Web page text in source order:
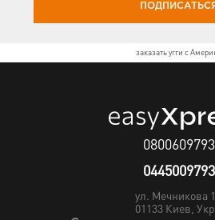
заказать угги с
0800609793
0445009793
ул. Мечникова
01133 Киев,